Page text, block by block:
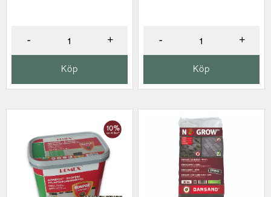
- +
Köp
- +
Köp